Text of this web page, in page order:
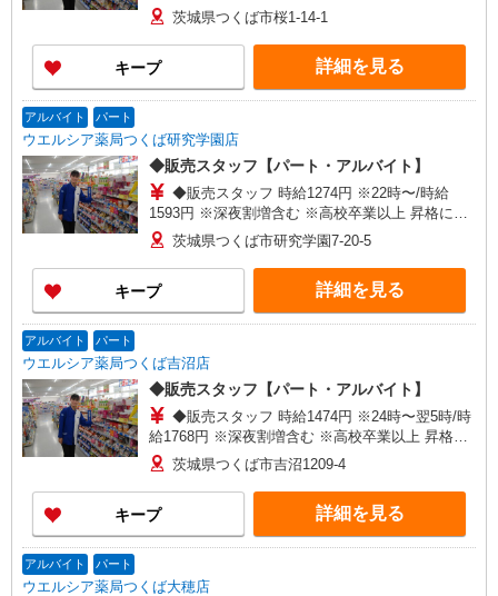
応じて＋20〜200円昇給あり （大学生は＋20円ま
で） ※高校生は対象外
茨城県つくば市桜1-14-1
キープ 詳細を見る
アルバイト パート
ウエルシア薬局つくば研究学園店
◆販売スタッフ【パート・アルバイト】
◆販売スタッフ 時給1274円 ※22時〜/時給
1593円 ※深夜割増含む ※高校卒業以上 昇格に応
じて＋20〜200円昇給あり （大学生は＋20円ま
で） ※高校生は対象外
茨城県つくば市研究学園7-20-5
キープ 詳細を見る
アルバイト パート
ウエルシア薬局つくば吉沼店
◆販売スタッフ【パート・アルバイト】
◆販売スタッフ 時給1474円 ※24時〜翌5時/時
給1768円 ※深夜割増含む ※高校卒業以上 昇格に
応じて＋20〜200円昇給あり （大学生は＋20円ま
で） ※高校生は対象外
茨城県つくば市吉沼1209-4
キープ 詳細を見る
アルバイト パート
ウエルシア薬局つくば大穂店